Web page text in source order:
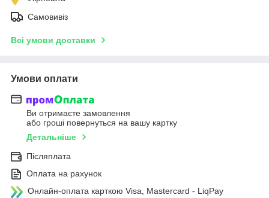
Самовивіз
Всі умови доставки
Умови оплати
Ви отримаєте замовлення
або гроші повернуться на вашу картку
Детальніше
Післяплата
Оплата на рахунок
Онлайн-оплата карткою Visa, Mastercard - LiqPay